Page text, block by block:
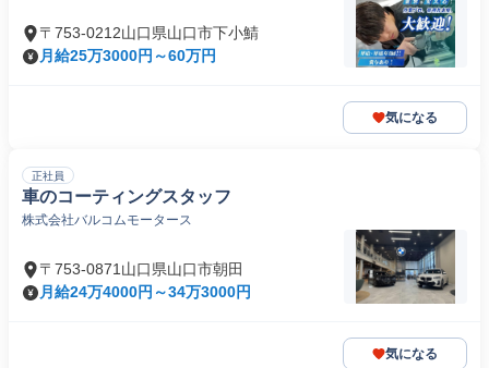
〒753-0212山口県山口市下小鯖
月給25万3000円～60万円
気になる
正社員
車のコーティングスタッフ
株式会社バルコムモータース
〒753-0871山口県山口市朝田
月給24万4000円～34万3000円
気になる